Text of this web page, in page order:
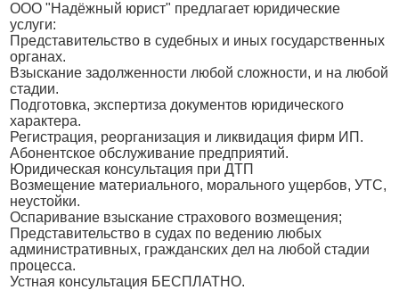
ООО "Надёжный юрист" предлагает юридические
услуги:
Представительство в судебных и иных государственных
органах.
Взыскание задолженности любой сложности, и на любой
стадии.
Подготовка, экспертиза документов юридического
характера.
Регистрация, реорганизация и ликвидация фирм ИП.
Абонентское обслуживание предприятий.
Юридическая консультация при ДТП
Возмещение материального, морального ущербов, УТС,
неустойки.
Оспаривание взыскание страхового возмещения;
Представительство в судах по ведению любых
административных, гражданских дел на любой стадии
процесса.
Устная консультация БЕСПЛАТНО.